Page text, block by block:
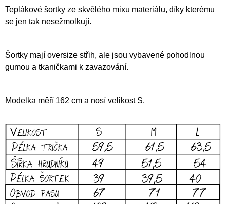
Teplákové šortky ze skvělého mixu materiálu, díky kterému
se jen tak nesežmolkují.
Šortky mají oversize střih, ale jsou vybavené pohodlnou
gumou a tkaničkami k zavazování.
Modelka měří 162 cm a nosí velikost S.